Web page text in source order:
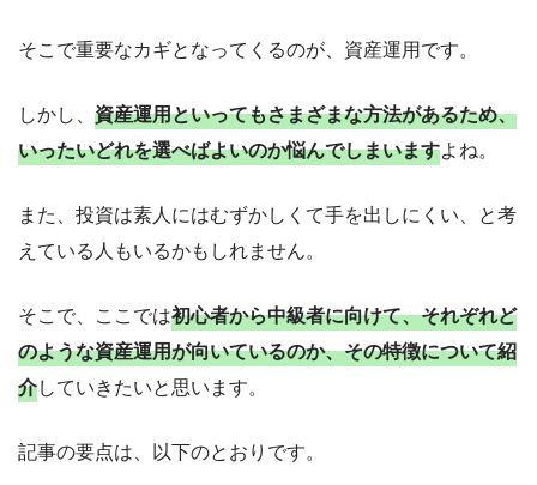
そこで重要なカギとなってくるのが、資産運用です。
しかし、 資産運用といってもさまざまな方法があるため、
いったいどれを選べばよいのか悩んでしまいますよね。
また、投資は素人にはむずかしくて手を出しにくい、と考
えている人もいるかもしれません。
そこで、ここでは初心者から中級者に向けて、それぞれど
のような資産運用が向いているのか、その特徴について紹
介していきたいと思います。
記事の要点は、以下のとおりです。